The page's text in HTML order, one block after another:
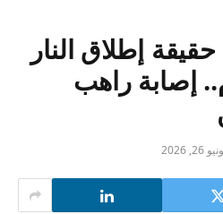
إطلاق النار
إصابة راهب
26, 2026